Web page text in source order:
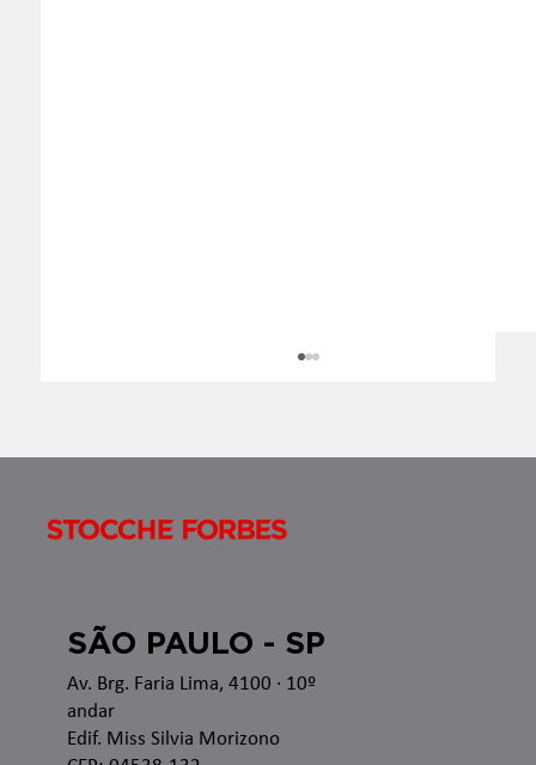
no â
Av. Brg. Faria Lima, 4100 · 10º
andar
Edif. Miss Silvia Morizono
SÃO PAULO - SP